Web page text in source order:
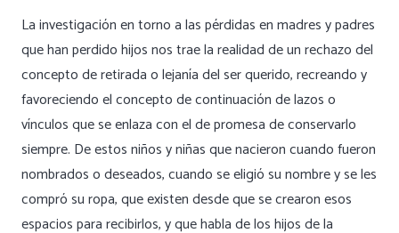
La investigación en torno a las pérdidas en madres y padres
que han perdido hijos nos trae la realidad de un rechazo del
concepto de retirada o lejanía del ser querido, recreando y
favoreciendo el concepto de continuación de lazos o
vínculos que se enlaza con el de promesa de conservarlo
siempre. De estos niños y niñas que nacieron cuando fueron
nombrados o deseados, cuando se eligió su nombre y se les
compró su ropa, que existen desde que se crearon esos
espacios para recibirlos, y que habla de los hijos de la